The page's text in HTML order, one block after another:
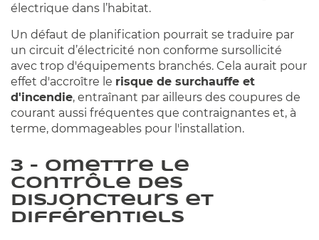
électrique dans l’habitat.
Un défaut de planification pourrait se traduire par
un circuit d’électricité non conforme sursollicité
avec trop d'équipements branchés. Cela aurait pour
effet d'accroître le risque de surchauffe et
d'incendie, entraînant par ailleurs des coupures de
courant aussi fréquentes que contraignantes et, à
terme, dommageables pour l'installation.
3 – Omettre le
contrôle des
disjoncteurs et
différentiels